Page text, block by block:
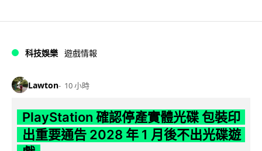
科技娛樂 遊戲情報
Lawton 10 小時
PlayStation 確認停產實體光碟 包裝印
出重要通告 2028 年 1 月後不出光碟遊